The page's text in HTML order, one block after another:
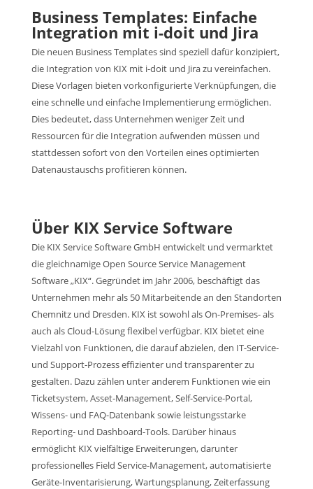
Business Templates: Einfache
Integration mit i-doit und Jira
Die neuen Business Templates sind speziell dafür konzipiert,
die Integration von KIX mit i-doit und Jira zu vereinfachen.
Diese Vorlagen bieten vorkonfigurierte Verknüpfungen, die
eine schnelle und einfache Implementierung ermöglichen.
Dies bedeutet, dass Unternehmen weniger Zeit und
Ressourcen für die Integration aufwenden müssen und
stattdessen sofort von den Vorteilen eines optimierten
Datenaustauschs profitieren können.
Über KIX Service Software
Die KIX Service Software GmbH entwickelt und vermarktet
die gleichnamige Open Source Service Management
Software „KIX“. Gegründet im Jahr 2006, beschäftigt das
Unternehmen mehr als 50 Mitarbeitende an den Standorten
Chemnitz und Dresden. KIX ist sowohl als On-Premises- als
auch als Cloud-Lösung flexibel verfügbar. KIX bietet eine
Vielzahl von Funktionen, die darauf abzielen, den IT-Service-
und Support-Prozess effizienter und transparenter zu
gestalten. Dazu zählen unter anderem Funktionen wie ein
Ticketsystem, Asset-Management, Self-Service-Portal,
Wissens- und FAQ-Datenbank sowie leistungsstarke
Reporting- und Dashboard-Tools. Darüber hinaus
ermöglicht KIX vielfältige Erweiterungen, darunter
professionelles Field Service-Management, automatisierte
Geräte-Inventarisierung, Wartungsplanung, Zeiterfassung